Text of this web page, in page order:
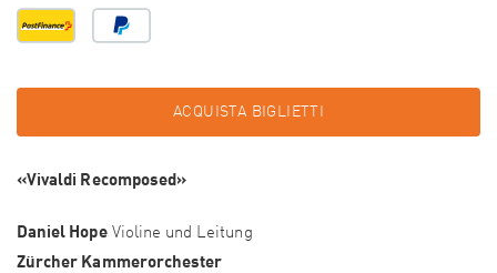
ACQUISTA BIGLIETTI
«Vivaldi Recomposed»
Daniel HopeVioline und Leitung
Zürcher Kammerorchester